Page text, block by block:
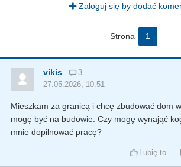
Zaloguj się by dodać
Strona 1
vikis
3
27.05.2026, 10:51
Mieszkam za granicą i chcę zbudować dom
mogę być na budowie. Czy mogę wynająć
mnie dopilnować pracę?
Lubię to